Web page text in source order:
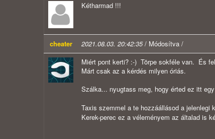
Kétharmad !!!
cheater 2021.08.03. 20:42:35/ Módosítva /
Miért pont kerti? :-) Törpe sokféle van. És
Márt csak az a kérdés milyen óriás.
Szálka... nyugtass meg, hogy érted ez itt
Taxis szemmel a te hozzáállásod a jelenlegi
Kerek-perec ez a véleményem az általad is